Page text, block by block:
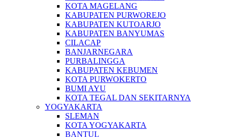
KOTA MAGELANG
KABUPATEN PURWOREJO
KABUPATEN KUTOARJO
KABUPATEN BANYUMAS
CILACAP
BANJARNEGARA
PURBALINGGA
KABUPATEN KEBUMEN
KOTA PURWOKERTO
BUMI AYU
KOTA TEGAL DAN SEKITARNYA
YOGYAKARTA
SLEMAN
KOTA YOGYAKARTA
BANTUL